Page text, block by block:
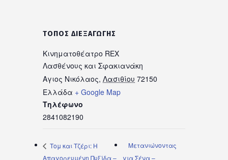
ΤΌΠΟΣ ΔΙΕΞΑΓΩΓΉΣ
Κινηματοθέατρο REX
Λασθένους και Σφακιανάκη
Αγιος Νικόλαος, Λασιθίου 72150
Ελλάδα + Google Map
Τηλέφωνο
2841082190
Τομ και Τζέρι: Η
Απαγορευμένη Πυξίδα –
Μετανιώνοντας
για Σένα –